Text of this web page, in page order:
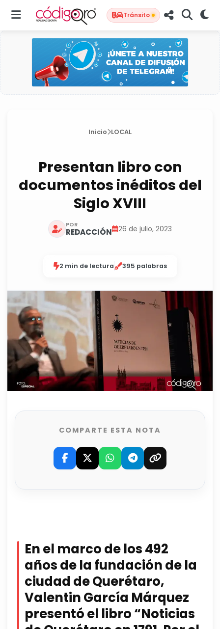
Tránsito
Inicio LOCAL
Presentan libro con
documentos inéditos del
Siglo XVIII
POR
REDACCIÓN 26 de julio, 2023
2 min de lectura 395 palabras
COMPARTE ESTA NOTA
En el marco de los 492
años de la fundación de la
ciudad de Querétaro,
Valentin García Márquez
presentó el libro “Noticias